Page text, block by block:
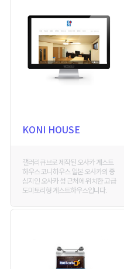
KONI HOUSE
갤러리큐브로 제작된 오사카 게스트
하우스 코니하우스 일본 오사카의 중
심지인 오사카 성 근처에 위치한 고급
도미토리형 게스트하우스입니다.